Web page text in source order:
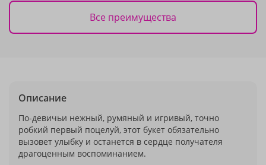
Все преимущества
Описание
По-девичьи нежный, румяный и игривый, точно
робкий первый поцелуй, этот букет обязательно
вызовет улыбку и останется в сердце получателя
драгоценным воспоминанием.